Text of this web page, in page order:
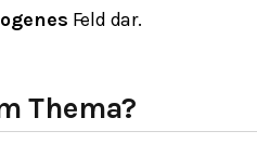
Feld dar.
Thema?